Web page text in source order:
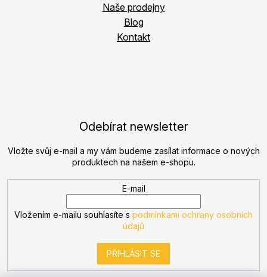
Naše prodejny
Blog
Kontakt
Odebírat newsletter
Vložte svůj e-mail a my vám budeme zasílat informace o nových
produktech na našem e-shopu.
E-mail
Vložením e-mailu souhlasíte s podmínkami ochrany osobních
údajů
PŘIHLÁSIT SE